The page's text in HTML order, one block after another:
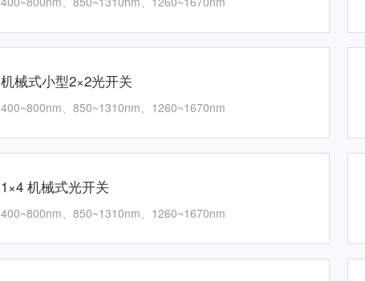
机械式小型2×2光开关
400~800nm、850~1310nm、1260~1670nm
1×4 机械式光开关
400~800nm、850~1310nm、1260~1670nm